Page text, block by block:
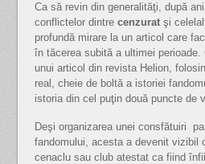
Ca să revin din generalităţi, după
conflictelor dintre cenzuratşi
profundă mirare la un articol care
în tăcerea subită a ultimei
unui articol din revista Helion,
real, cheie de boltă a istoriei
istoria din cel puţin două puncte de
Deşi organizarea unei consfătuiri
fandomului, acesta a devenit vizibil
cenaclu sau club atestat ca fiind